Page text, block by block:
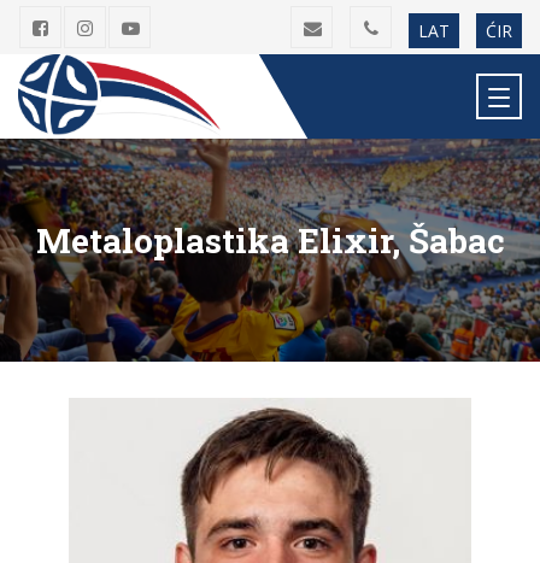
LAT ĆIR
Metaloplastika Elixir, Šabac